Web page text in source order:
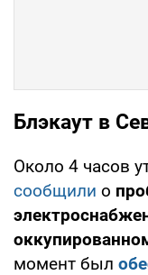
Блэкаут в
Около 4 часов
сообщили о
момент был